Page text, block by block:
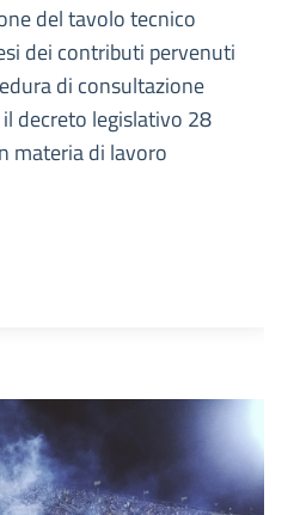
del tavolo tecnico
dei contributi pervenuti
di consultazione
decreto legislativo 28
materia di lavoro